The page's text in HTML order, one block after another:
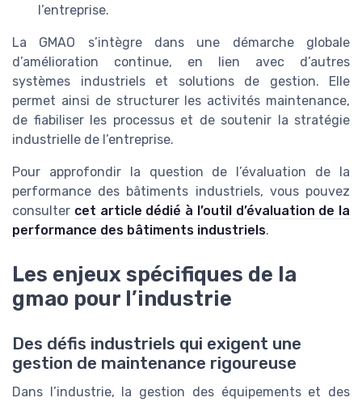
l’entreprise.
La GMAO s’intègre dans une démarche globale
d’amélioration continue, en lien avec d’autres
systèmes industriels et solutions de gestion. Elle
permet ainsi de structurer les activités maintenance,
de fiabiliser les processus et de soutenir la stratégie
industrielle de l’entreprise.
Pour approfondir la question de l’évaluation de la
performance des bâtiments industriels, vous pouvez
consulter cet article dédié à l’outil d’évaluation de la
performance des bâtiments industriels.
Les enjeux spécifiques de la
gmao pour l’industrie
Des défis industriels qui exigent une
gestion de maintenance rigoureuse
Dans l’industrie, la gestion des équipements et des